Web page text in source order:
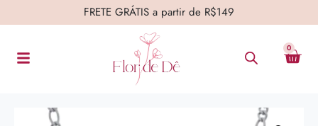
FRETE GRÁTIS a partir de R$149
0